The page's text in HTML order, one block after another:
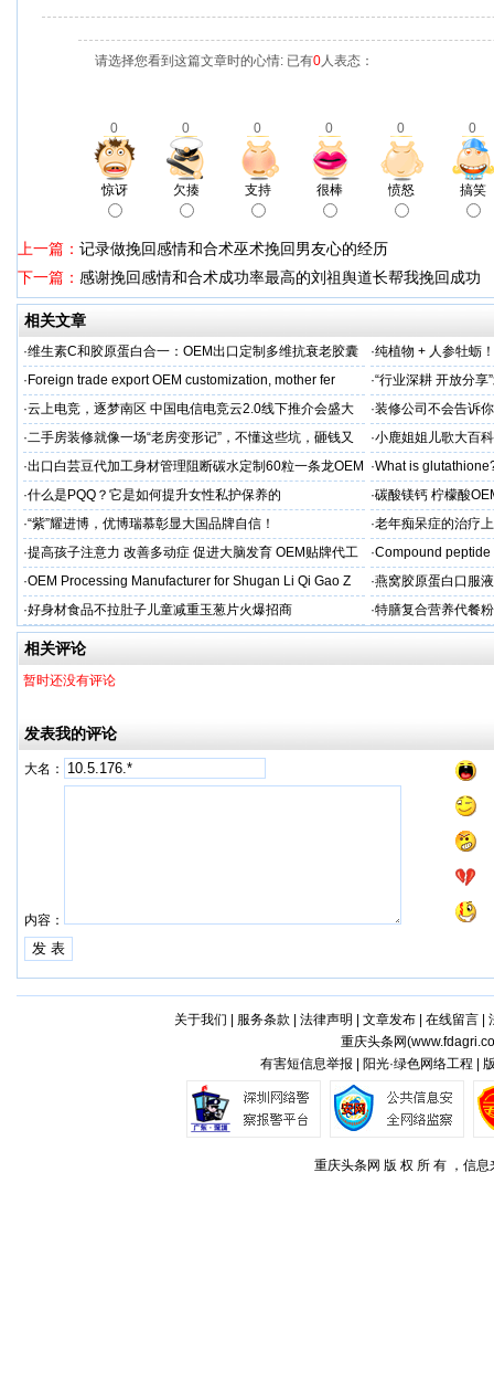
请选择您看到这篇文章时的心情: 已有0人表态：
0 0 0 0 0 0
惊讶 欠揍 支持 很棒 愤怒 搞笑
上一篇： 记录做挽回感情和合术巫术挽回男友心的经历
下一篇： 感谢挽回感情和合术成功率最高的刘祖舆道长帮我挽回成功
相关文章
·维生素C和胶原蛋白合一：OEM出口定制多维抗衰老胶囊 ·纯植物 + 人参牡蛎
力保驾护航
· Foreign trade export OEM customization, mother fer ·“行业深耕 开放分
·云上电竞，逐梦南区 中国电信电竞云2.0线下推介会盛大
启幕
·装修公司不会告诉
·二手房装修就像一场“老房变形记”，不懂这些坑，砸钱又
糟心！看完这篇再开工
·小鹿姐姐儿歌大百科
·出口白芸豆代加工身材管理阻断碳水定制60粒一条龙OEM
贴牌
·What is
·什么是PQQ？它是如何提升女性私护保养的 ·碳酸镁钙 柠檬酸
制
·“紫”耀进博，优博瑞慕彰显大国品牌自信！ ·老年痴呆症的治疗
吻合术)
·提高孩子注意力 改善多动症 促进大脑发育 OEM贴牌代工 ·Compound
·OEM Processing Manufacturer for Shugan Li Qi Gao Z ·燕窝胶原蛋白口服
牌
·好身材食品不拉肚子儿童减重玉葱片火爆招商 ·特膳复合营养代餐
牌代工
相关评论
暂时还没有评论
发表我的评论
大名：
内容：
关于我们 服务条款 法律声明 文章发布| 在线留言|
重庆头条网(
有害短信息举报 | 阳光·绿色网络工程 |
重庆头条网 版 权 所 有 ，信